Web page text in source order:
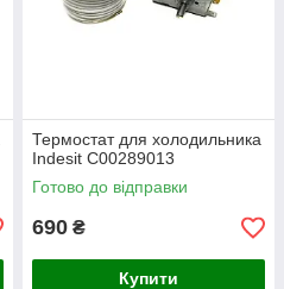
Термостат для холодильника
Indesit C00289013
Готово до відправки
690 ₴
Купити